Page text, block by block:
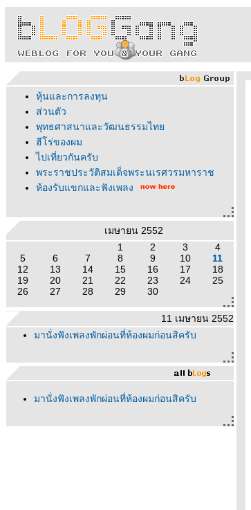
หุ้นและการลงทุน
ส่วนตัว
พุทธศาสนาและวัฒนธรรมไท
ฮีโร่ของผม
ไปเที่ยวกันครับ
พระราชประวัติสมเด็จพระนเรศวรมหาราช
ห้องรับแขกและฟังเพลง
เมษายน 2552
1
2 3
4
5
6 7 8 9 10
11
12
13 14 15 16 17
18
19
20 21 22 23 24
25
26
27 28 29 30
11 เมษายน 2552
มานั่งฟังเพลงพักผ่อนที่ห้องผมก่อนสิครับ
มานั่งฟังเพลงพักผ่อนที่ห้องผมก่อนสิครับ